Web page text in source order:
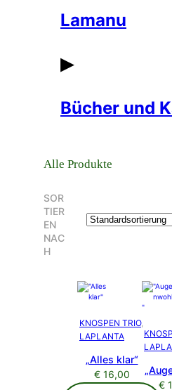
Lamanu
▸
Bücher und
Alle Produkte
SOR
TIER
EN
NAC
H
KNOSPEN TRIO
LAPLANTA
„Alles klar“
€16,00
€